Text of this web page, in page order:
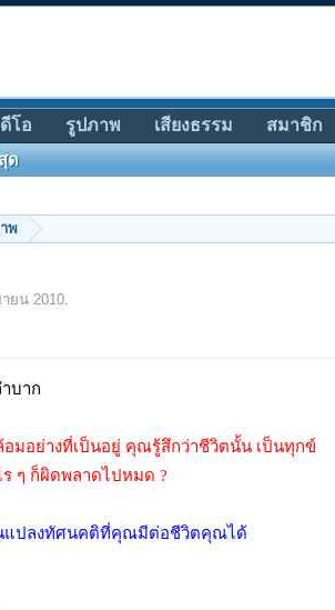
พ
ยน 2010.
บาก
มอย่างที่เป็นอยู่ คุณรู้สึกว่าชีวิตนั้น เป็นทุกข์
ร ๆ ก็ผิดพลาดไปหมด ?
นแปลงทัศนคติที่คุณมีต่อชีวิตคุณได้
ด
โอ รูปภาพ เสียงธรรม สมาชิก